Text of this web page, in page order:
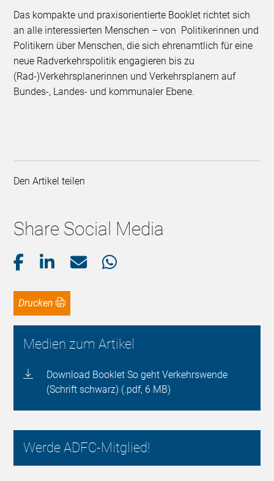
Das kompakte und praxisorientierte Booklet richtet sich
an alle interessierten Menschen – von Politikerinnen und
Politikern über Menschen, die sich ehrenamtlich für eine
neue Radverkehrspolitik engagieren bis zu
(Rad-)Verkehrsplanerinnen und Verkehrsplanern auf
Bundes-, Landes- und kommunaler Ebene.
Den Artikel teilen
Share Social Media
Drucken
Medien zum Artikel
Download Booklet So geht Verkehrswende
(Schrift schwarz) (.pdf, 6 MB)
Werde ADFC-Mitglied!